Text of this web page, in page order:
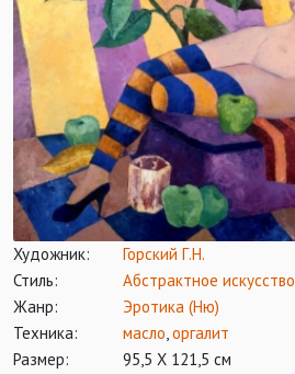
Художник:
Горский Г.Н.
Стиль:
Абстрактное искусство
Жанр:
Эротика (Ню)
Техника:
масло,оргалит
Размер:
95,5 Х 121,5 см